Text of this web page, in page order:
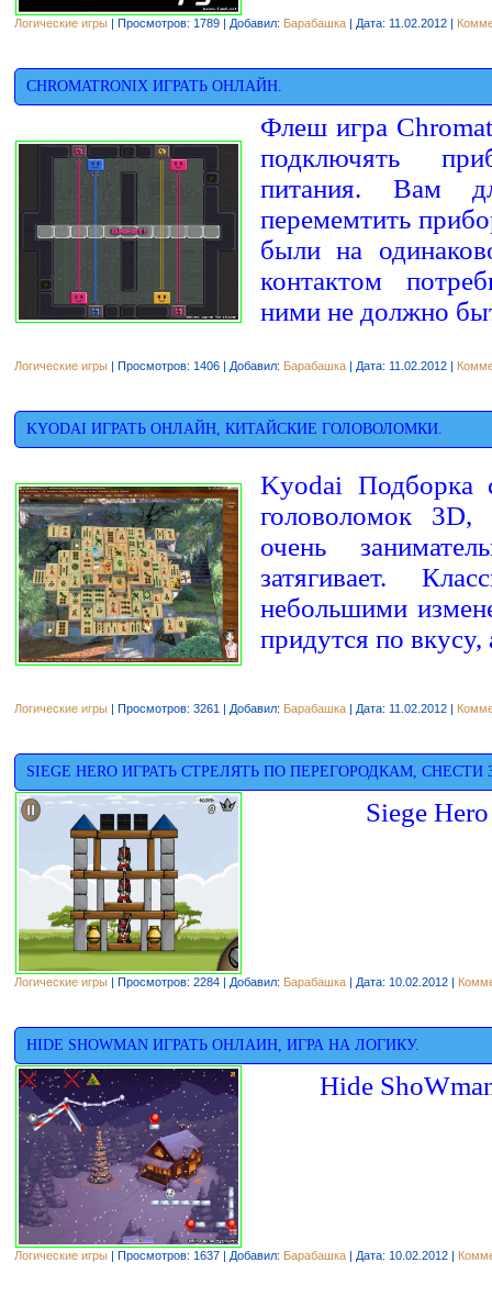
Логические игры | Просмотров: 1789 | Добавил: Барабашка | Дата: 11.02.2012 |
CHROMATRONIX ИГРАТЬ ОНЛАЙН.
Флеш игра
подключять
питания. Вам
перемемтить
были на
контактом
ними не должно
Логические игры | Просмотров: 1406 | Добавил: Барабашка | Дата: 11.02.2012 |
KYODAI ИГРАТЬ ОНЛАЙН, КИТАЙСКИЕ ГОЛОВОЛОМКИ.
Kyodai Подборка
головоломок 3D,
очень
затягивает.
небольшими
придутся по вкусу,
Логические игры | Просмотров: 3261 | Добавил: Барабашка | Дата: 11.02.2012 |
SIEGE HERO ИГРАТЬ СТРЕЛЯТЬ ПО ПЕРЕГОРОДКАМ, СНЕСТИ
Siege
Логические игры | Просмотров: 2284 | Добавил: Барабашка | Дата: 10.02.2012 |
HIDE SHOWMAN ИГРАТЬ ОНЛАИН, ИГРА НА ЛОГИКУ.
Hide
Логические игры | Просмотров: 1637 | Добавил: Барабашка | Дата: 10.02.2012 |